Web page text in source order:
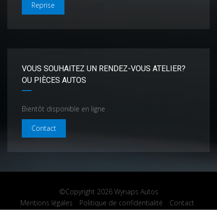
Reprise
VOUS SOUHAITEZ UN RENDEZ-VOUS ATELIER?
OU PIÈCES AUTOS
Bientôt disponible en ligne
Contact
©Copyright 2026 Wynaps Autos
Mentions légales
Politique de confidentialité Contact